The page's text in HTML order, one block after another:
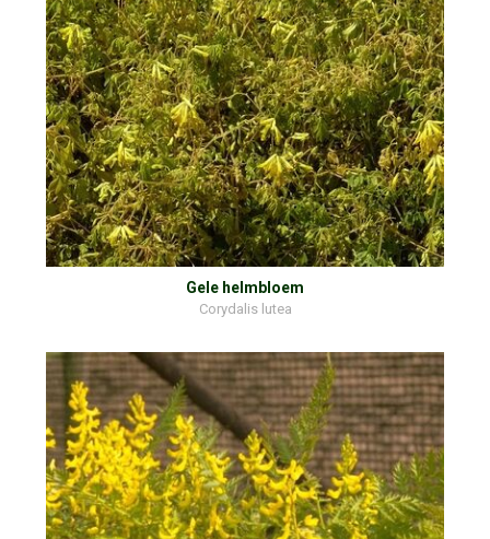
Gele helmbloem
Corydalis lutea